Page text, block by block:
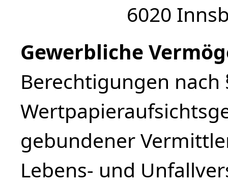
6020
Gewerbliche
Berechtigungen nach
gebundener
Lebens- und